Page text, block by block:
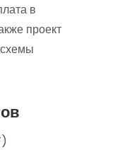
в
проект